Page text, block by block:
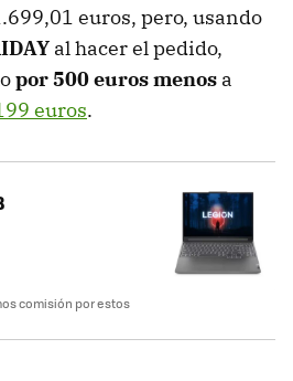
euros, pero, usando
al hacer el pedido,
por 500 euros menos a
euros.
comisión por estos